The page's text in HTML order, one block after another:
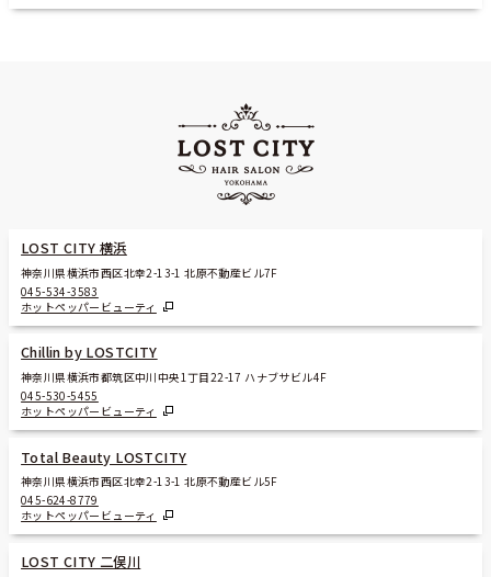
LOST CITY 横浜
神奈川県横浜市西区北幸2-13-1 北原不動産ビル7F
045-534-3583
ホットペッパービューティ
Chillin by LOSTCITY
神奈川県横浜市都筑区中川中央1丁目22-17 ハナブサビル4F
045-530-5455
ホットペッパービューティ
Total Beauty LOSTCITY
神奈川県横浜市西区北幸2-13-1 北原不動産ビル5F
045-624-8779
ホットペッパービューティ
LOST CITY 二俣川